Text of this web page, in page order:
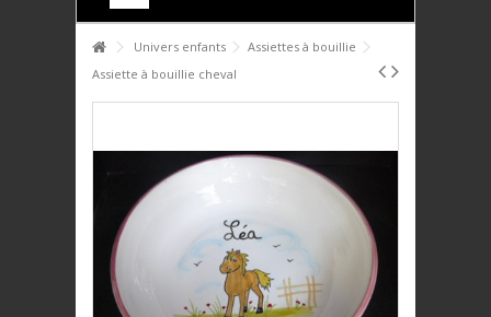
HOME
PTIT DÉJ'
PLAQUES DÉCORATIVES
ANIMAUX
BIJOUX
Univers enfants
Assiettes à bouillie
Assiette à bouillie cheval